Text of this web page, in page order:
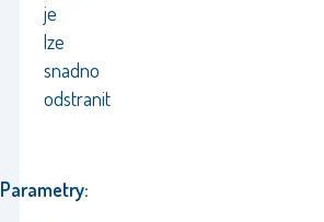
je
lze
snadno
odstranit
Parametry: